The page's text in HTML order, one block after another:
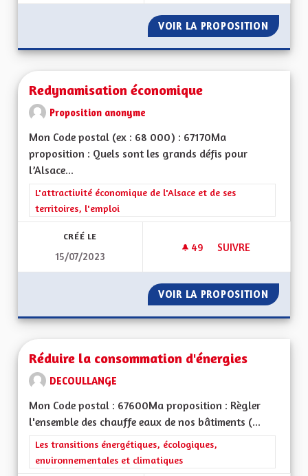
VOIR LA PROPOSITION
Redynamisation économique
Proposition anonyme
Mon Code postal (ex : 68 000) : 67170Ma
proposition : Quels sont les grands défis pour
l’Alsace...
Filtrer les résultats de la catégorie : L'attractivité
L'attractivité économique de l'Alsace et de ses
territoires, l'emploi
CRÉÉ LE
15/07/2023
49 49 ABONNÉS
SUIVRE
VOIR LA PROPOSITION
Réduire la consommation d'énergies
DECOULLANGE
Mon Code postal : 67600Ma proposition : Règler
l'ensemble des chauffe eaux de nos bâtiments (...
Filtrer les résultats de la catégorie : Les transitions
Les transitions énergétiques, écologiques,
environnementales et climatiques